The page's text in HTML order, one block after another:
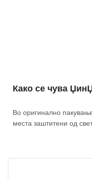
Како се чува
Во оригинално
места заштитени од